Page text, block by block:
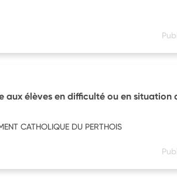
aux élèves en difficulté ou en situation
CATHOLIQUE DU PERTHOIS